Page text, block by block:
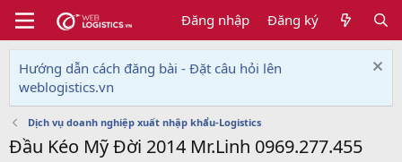
Đăng nhập Đăng ký
Hướng dẫn cách đăng bài - Đặt câu hỏi lên
weblogistics.vn
Dịch vụ doanh nghiệp xuất nhập khẩu-Logistics
Đầu Kéo Mỹ Đời 2014 Mr.Linh 0969.277.455